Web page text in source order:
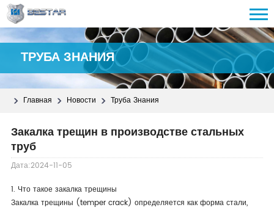
ТРУБА ЗНАНИЯ
Главная Новости Труба Знания
Закалка трещин в производстве стальных
труб
Дата:2024-11-05
1. Что такое закалка трещины
Закалка трещины (temper crack) определяется как форма стали,